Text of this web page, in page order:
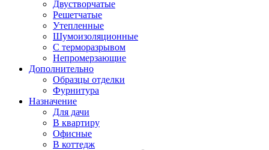
Двустворчатые
Решетчатые
Утепленные
Шумоизоляционные
С терморазрывом
Непромерзающие
Дополнительно
Образцы отделки
Фурнитура
Назначение
Для дачи
В квартиру
Офисные
В коттедж